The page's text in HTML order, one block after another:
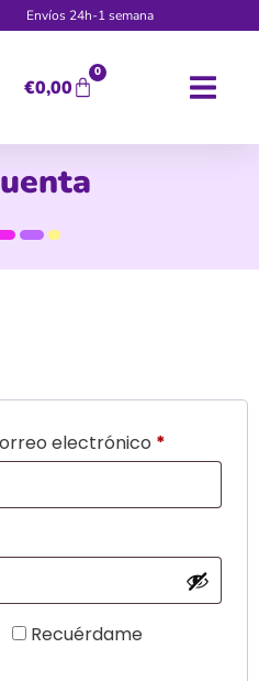
Envíos 24h-1 semana
€0,00
0
electrónico *
Recuérdame